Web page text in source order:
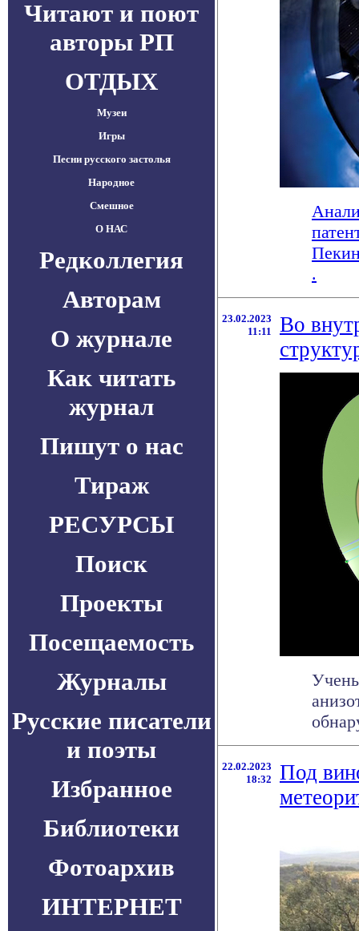
Читают и поют
авторы РП
ОТДЫХ
Музеи
Игры
Песни русского застолья
Народное
Смешное
О НАС
Редколлегия
Авторам
О журнале
Как читать
журнал
Пишут о нас
Тираж
РЕСУРСЫ
Поиск
Проекты
Посещаемость
Журналы
Русские писатели
и поэты
Избранное
Библиотеки
Фотоархив
ИНТЕРНЕТ
.
23.02.2023
11:11
Во
22.02.2023
18:32
Под